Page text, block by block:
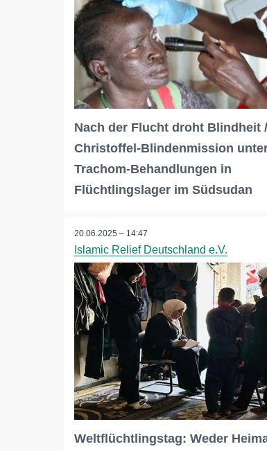
Nach der Flucht droht Blindheit /
Christoffel-Blindenmission
Trachom-Behandlungen in
Flüchtlingslager im Südsudan
20.06.2025 – 14:47
Islamic Relief Deutschland e.V.
Weltflüchtlingstag: Weder